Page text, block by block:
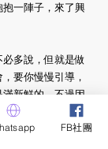
一陣子，來了興
多說，但就是做
要你慢慢引導，
新鮮的，不過因
戰鬥，接著繼續
夜店玩，但她卻
FB社團